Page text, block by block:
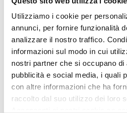
Utilizziamo i cookie per
annunci, per fornire funzionalità
analizzare il nostro traffico.
informazioni sul modo in cui
nostri partner che si occupano di
pubblicità e social media, i quali
con altre informazioni che ha
raccolto dal suo utilizzo dei loro
Roberto Battista